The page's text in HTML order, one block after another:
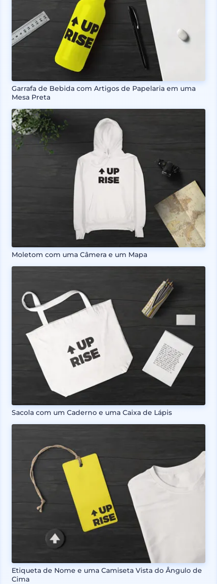
Garrafa de Bebida com Artigos de Papelaria em uma
Mesa Preta
Moletom com uma Câmera e um Mapa
Sacola com um Caderno e uma Caixa de Lápis
Etiqueta de Nome e uma Camiseta Vista do Ângulo de
Cima